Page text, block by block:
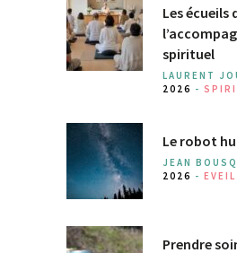
Les écueils
spirituel
LAURENT
2026 -
Le robot
JEAN
2026 - EVEIL
Prendre